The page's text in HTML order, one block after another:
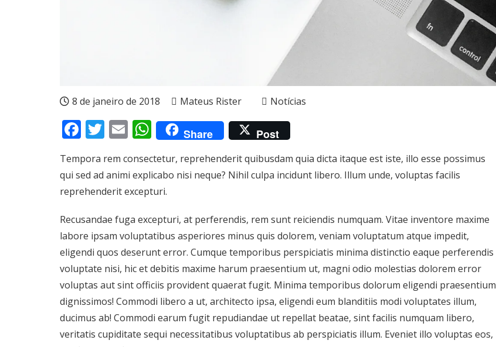
8 de janeiro de 2018 Mateus Rister Notícias
Facebook
Twitter
EmailWhatsApp
Share Post
Tempora rem consectetur, reprehenderit quibusdam quia dicta itaque est iste, illo esse possimus
qui sed ad animi explicabo nisi neque? Nihil culpa incidunt libero. Illum unde, voluptas facilis
reprehenderit excepturi.
Recusandae fuga excepturi, at perferendis, rem sunt reiciendis numquam. Vitae inventore maxime
labore ipsam voluptatibus asperiores minus quis dolorem, veniam voluptatum atque impedit,
eligendi quos deserunt error. Cumque temporibus perspiciatis minima distinctio eaque perferendis
voluptate nisi, hic et debitis maxime harum praesentium ut, magni odio molestias dolorem error
voluptas aut sint officiis provident quaerat fugit. Minima temporibus dolorum eligendi praesentium
dignissimos! Commodi libero a ut, architecto ipsa, eligendi eum blanditiis modi voluptates illum,
ducimus ab! Commodi earum fugit repudiandae ut repellat beatae, sint facilis numquam libero,
veritatis cupiditate sequi necessitatibus voluptatibus ab perspiciatis illum. Eveniet illo voluptas eos,